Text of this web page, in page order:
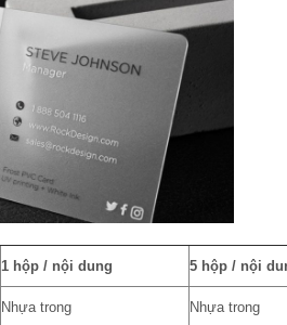
1 hộp / nội dung 5 hộp / nội
Nhựa trong Nhựa trong